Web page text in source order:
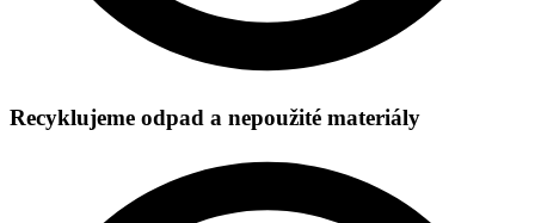
Recyklujeme odpad a nepoužité materiály